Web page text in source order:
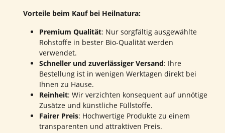
Vorteile beim Kauf bei Heilnatura:
Premium Qualität: Nur sorgfältig ausgewählte
Rohstoffe in bester Bio-Qualität werden
verwendet.
Schneller und zuverlässiger Versand: Ihre
Bestellung ist in wenigen Werktagen direkt bei
Ihnen zu Hause.
Reinheit: Wir verzichten konsequent auf unnötige
Zusätze und künstliche Füllstoffe.
Fairer Preis: Hochwertige Produkte zu einem
transparenten und attraktiven Preis.